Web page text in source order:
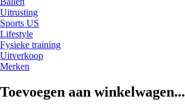
Uitrusting
Sports US
Lifestyle
Fysieke training
Uitverkoop
Merken
Toevoegen aan winkelwagen...